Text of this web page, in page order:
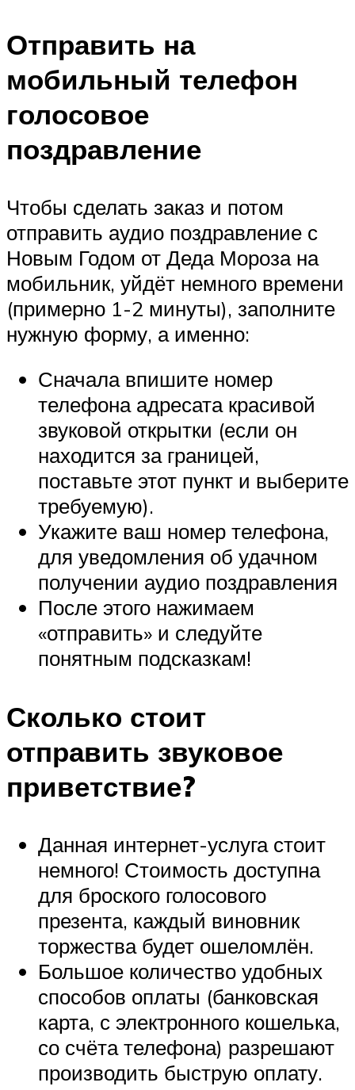
Отправить на
мобильный телефон
голосовое
поздравление
Чтобы сделать заказ и потом
отправить аудио поздравление с
Новым Годом от Деда Мороза на
мобильник, уйдёт немного времени
(примерно 1-2 минуты), заполните
нужную форму, а именно:
Сначала впишите номер
телефона адресата красивой
звуковой открытки (если он
находится за границей,
поставьте этот пункт и выберите
требуемую).
Укажите ваш номер телефона,
для уведомления об удачном
получении аудио поздравления
После этого нажимаем
«отправить» и следуйте
понятным подсказкам!
Сколько стоит
отправить звуковое
приветствие?
Данная интернет-услуга стоит
немного! Стоимость доступна
для броского голосового
презента, каждый виновник
торжества будет ошеломлён.
Большое количество удобных
способов оплаты (банковская
карта, с электронного кошелька,
со счёта телефона) разрешают
производить быструю оплату.